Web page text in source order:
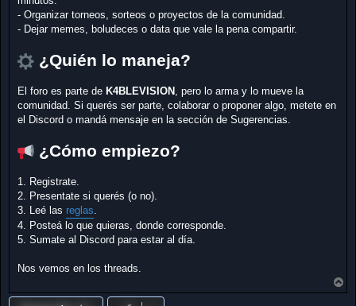
- Organizar torneos, sorteos o proyectos de la comunidad.
- Dejar memes, boludeces o data que vale la pena compartir.
¿Quién lo maneja?
El foro es parte de K4BLEVISION , pero lo arma y lo mueve la
comunidad. Si querés ser parte, colaborar o proponer algo, metete en
el Discord o mandá mensaje en la sección de Sugerencias.
¿Cómo empiezo?
1. Registrate.
2. Presentate si querés (o no).
3. Leé las reglas.
4. Posteá lo que quieras, donde corresponde.
5. Sumate al Discord para estar al día.
Nos vemos en los threads.
r